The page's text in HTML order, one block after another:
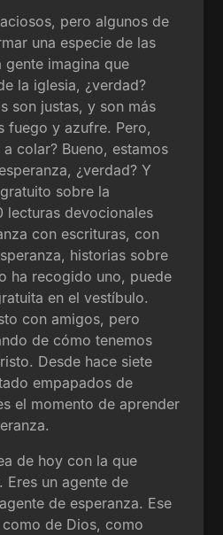
pero algunos de
una especie de las
gente imagina que
la iglesia, ¿verdad?
son justas, y son más
fuego y azufre. Pero,
colar? Bueno, estamos
¿verdad? Y
sobre la
lecturas devocionales
con escrituras, con
historias sobre
ha recogido uno, puede
en el vestíbulo.
con amigos, pero
de cómo tenemos
Desde hace siete
empapados de
el momento de aprender
de hoy con la que
Eres un agente de
de esperanza. Ese
de Dios, como